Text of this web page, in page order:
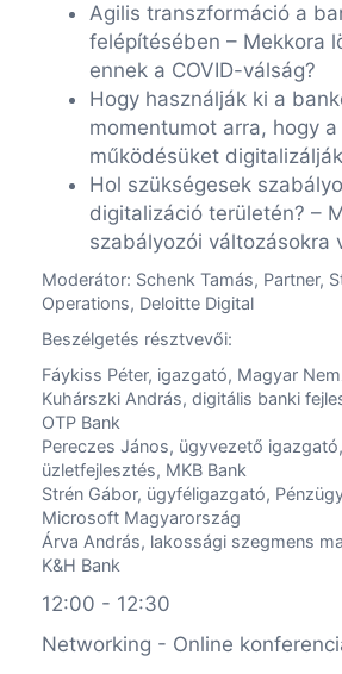
Agilis transzformáció a
felépítésében – Mekkora
ennek a COVID-válság?
Hogy használják ki a
momentumot arra, hogy
működésüket
Hol szükségesek
digitalizáció területén? –
szabályozói változásokra
Moderátor: Schenk Tamás, Partner,
Operations, Deloitte Digital
Beszélgetés résztvevői:
Fáykiss Péter, igazgató, Magyar
Kuhárszki András, digitális banki
OTP Bank
Pereczes János, ügyvezető
üzletfejlesztés, MKB Bank
Strén Gábor, ügyféligazgató,
Microsoft Magyarország
Árva András, lakossági szegmens
K&H Bank
12:00 - 12:30
Networking - Online